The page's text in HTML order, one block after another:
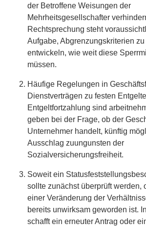
der Betroffene Weisungen der
Mehrheitsgesellschafter
Rechtsprechung steht
Aufgabe, Abgrenzungskriterien
entwickeln, wie weit diese
müssen.
Häufige Regelungen in
Dienstverträgen zu festen
Entgeltfortzahlung sind
geben bei der Frage, ob der
Unternehmer handelt, künftig
Ausschlag zuungunsten der
Sozialversicherungsfreiheit.
Soweit ein
sollte zunächst überprüft werden,
einer Veränderung der
bereits unwirksam geworden ist.
schafft ein erneuter Antrag oder